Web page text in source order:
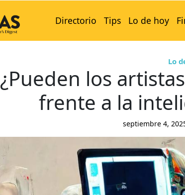
Directorio Tips Lo de hoy
Lo
¿Pueden los
frente a la
septiembre 4,